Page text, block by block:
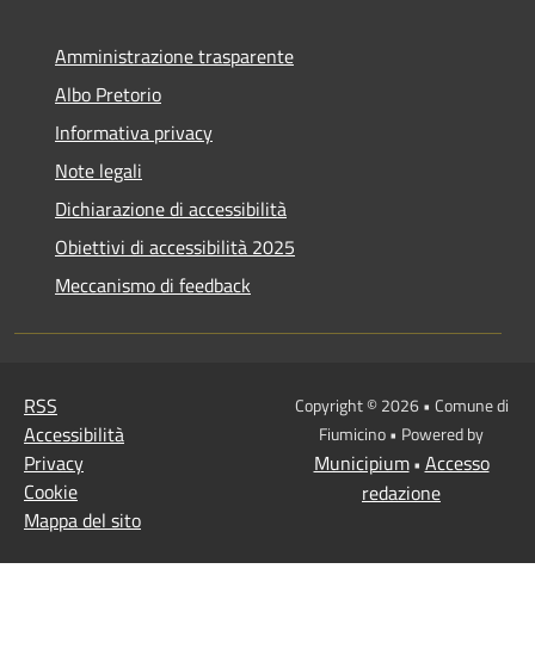
Amministrazione trasparente
Albo Pretorio
Informativa privacy
Note legali
Dichiarazione di accessibilità
Obiettivi di accessibilità 2025
Meccanismo di feedback
RSS
Accessibilità
Privacy
Cookie
Mappa del sito
Copyright © 2026 • Comune di
Fiumicino • Powered by
Municipium• Accesso
redazione